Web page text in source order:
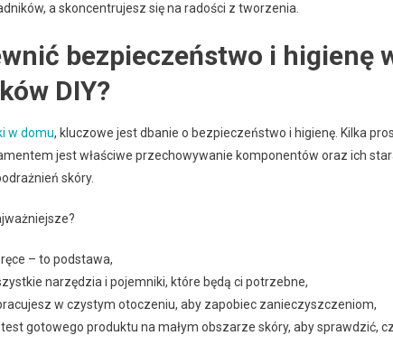
a skoncentrujesz się na radości z tworzenia.
bezpieczeństwo i higienę
DIY?
w domu, kluczowe jest dbanie o bezpieczeństwo i higienę. Kilka
jest właściwe przechowywanie komponentów oraz ich
skóry.
– to podstawa,
narzędzia i pojemniki, które będą ci potrzebne,
w czystym otoczeniu, aby zapobiec zanieczyszczeniom,
gotowego produktu na małym obszarze skóry, aby sprawdzić,